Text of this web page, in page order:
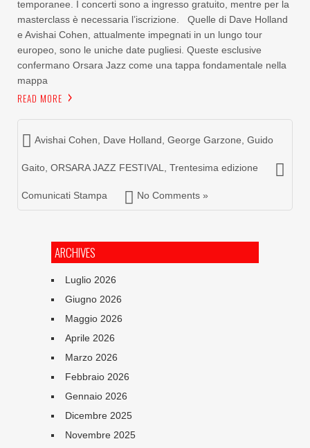
temporanee. I concerti sono a ingresso gratuito, mentre per la
masterclass è necessaria l’iscrizione. Quelle di Dave Holland
e Avishai Cohen, attualmente impegnati in un lungo tour
europeo, sono le uniche date pugliesi. Queste esclusive
confermano Orsara Jazz come una tappa fondamentale nella
mappa
READ MORE
Avishai Cohen, Dave Holland, George Garzone, Guido
Gaito, ORSARA JAZZ FESTIVAL, Trentesima edizione
Comunicati Stampa No Comments »
ARCHIVES
Luglio 2026
Giugno 2026
Maggio 2026
Aprile 2026
Marzo 2026
Febbraio 2026
Gennaio 2026
Dicembre 2025
Novembre 2025